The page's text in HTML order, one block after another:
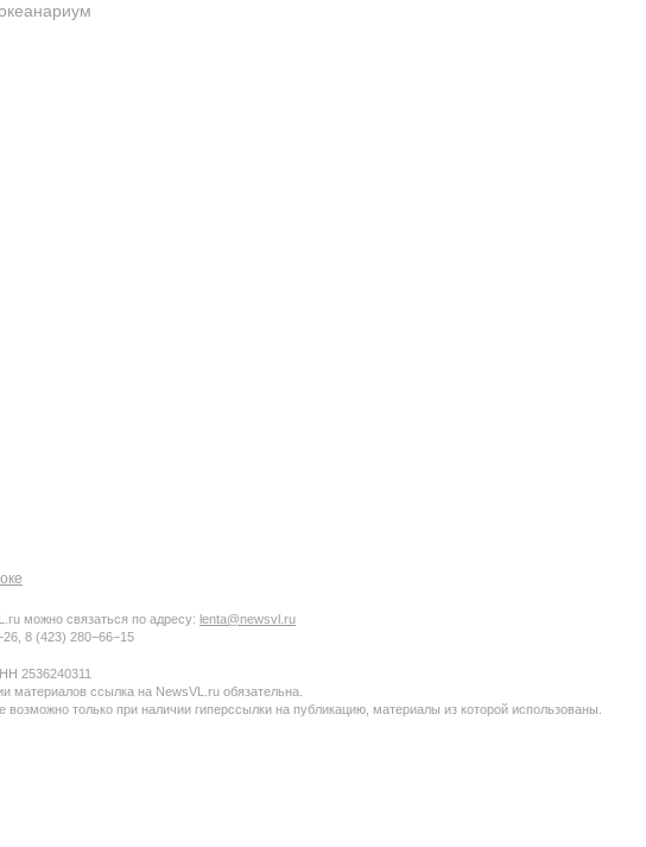
можно связаться по адресу: lenta@newsvl.ru
8 (423) 280−66−15
2536240311
материалов ссылка на NewsVL.ru обязательна.
возможно только при наличии гиперссылки на публикацию, материалы из которой использованы.